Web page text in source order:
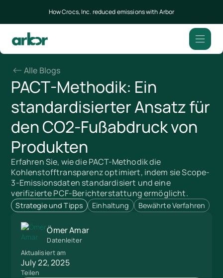
How Crocs, Inc. reduced emissions with Arbor
Alle Blogs
PACT-Methodik: Ein
standardisierter Ansatz für
den CO2-Fußabdruck von
Produkten
Erfahren Sie, wie die PACT-Methodik die
Kohlenstofftransparenz optimiert, indem sie Scope-
3-Emissionsdaten standardisiert und eine
verifizierte PCF-Berichterstattung ermöglicht.
Strategie und Tipps Einhaltung Bewährte Verfahren
Ömer Amar
Datenleiter
Aktualisiert am
July 22, 2025
Teilen